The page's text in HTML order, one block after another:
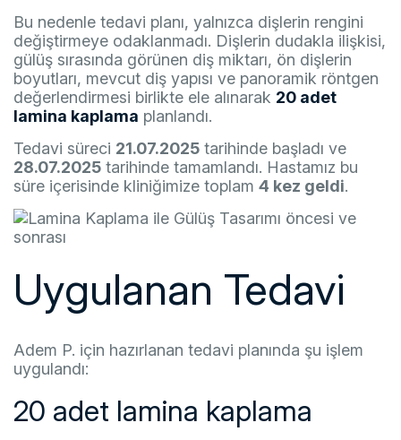
11 Sayfa Sonu İçin Uygun Bilgilendirme Notu
Bu nedenle tedavi planı, yalnızca dişlerin rengini
değiştirmeye odaklanmadı. Dişlerin dudakla ilişkisi,
gülüş sırasında görünen diş miktarı, ön dişlerin
boyutları, mevcut diş yapısı ve panoramik röntgen
değerlendirmesi birlikte ele alınarak 20 adet
lamina kaplama planlandı.
Tedavi süreci 21.07.2025 tarihinde başladı ve
28.07.2025 tarihinde tamamlandı. Hastamız bu
süre içerisinde kliniğimize toplam 4 kez geldi.
Uygulanan Tedavi
Adem P. için hazırlanan tedavi planında şu işlem
uygulandı:
20 adet lamina kaplama